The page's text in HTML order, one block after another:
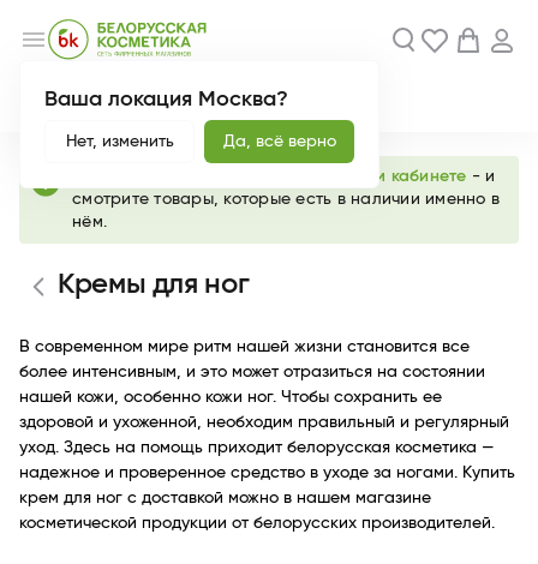
Ваша локация Москва?
Нет, изменить Да, всё верно
menu
Новинки Акции
info личном кабинете - и
смотрите товары, которые есть в наличии именно в
нём.
Кремы для ног
В современном мире ритм нашей жизни становится все
более интенсивным, и это может отразиться на состоянии
нашей кожи, особенно кожи ног. Чтобы сохранить ее
здоровой и ухоженной, необходим правильный и регулярный
уход. Здесь на помощь приходит белорусская косметика —
надежное и проверенное средство в уходе за ногами. Купить
крем для ног с доставкой можно в нашем магазине
косметической продукции от белорусских производителей.